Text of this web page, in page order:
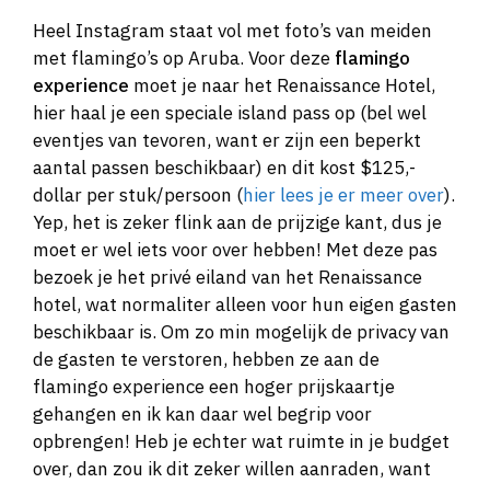
Heel Instagram staat vol met foto’s van meiden
met flamingo’s op Aruba. Voor deze flamingo
experience moet je naar het Renaissance Hotel,
hier haal je een speciale island pass op (bel wel
eventjes van tevoren, want er zijn een beperkt
aantal passen beschikbaar) en dit kost $125,-
dollar per stuk/persoon (hier lees je er meer over).
Yep, het is zeker flink aan de prijzige kant, dus je
moet er wel iets voor over hebben! Met deze pas
bezoek je het privé eiland van het Renaissance
hotel, wat normaliter alleen voor hun eigen gasten
beschikbaar is. Om zo min mogelijk de privacy van
de gasten te verstoren, hebben ze aan de
flamingo experience een hoger prijskaartje
gehangen en ik kan daar wel begrip voor
opbrengen! Heb je echter wat ruimte in je budget
over, dan zou ik dit zeker willen aanraden, want